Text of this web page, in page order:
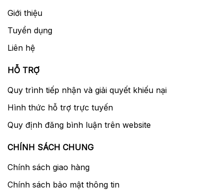
Giới thiệu
Tuyển dụng
Liên hệ
HỖ TRỢ
Quy trình tiếp nhận và giải quyết khiếu nại
Hình thức hỗ trợ trực tuyến
Quy định đăng bình luận trên website
CHÍNH SÁCH CHUNG
Chính sách giao hàng
Chính sách bảo mật thông tin